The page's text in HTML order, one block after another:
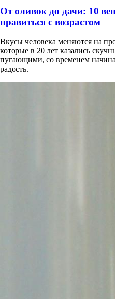
От оливок до дачи: 10
нравиться с возрастом
Вкусы человека меняются на
которые в 20 лет казались
пугающими, со временем
радость.